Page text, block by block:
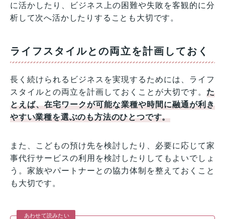
に活かしたり、ビジネス上の困難や失敗を客観的に分
析して次へ活かしたりすることも大切です。
ライフスタイルとの両立を計画しておく
長く続けられるビジネスを実現するためには、ライフ
スタイルとの両立を計画しておくことが大切です。た
とえば、在宅ワークが可能な業種や時間に融通が利き
やすい業種を選ぶのも方法のひとつです。
また、こどもの預け先を検討したり、必要に応じて家
事代行サービスの利用を検討したりしてもよいでしょ
う。家族やパートナーとの協力体制を整えておくこと
も大切です。
あわせて読みたい